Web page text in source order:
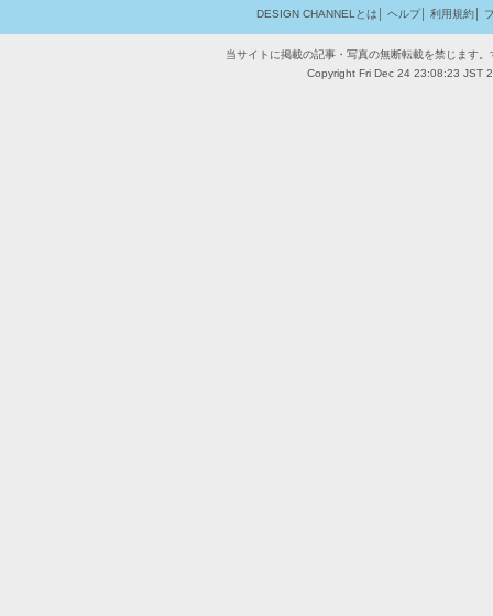
DESIGN CHANNELとは ヘルプ│ 利用規約│
当サイトに掲載の記事・写真の無断転載を禁じます
Copyright Fri Dec 24 23:08:23 JST